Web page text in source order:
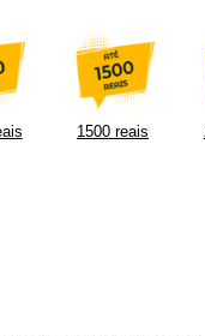
1500 reais